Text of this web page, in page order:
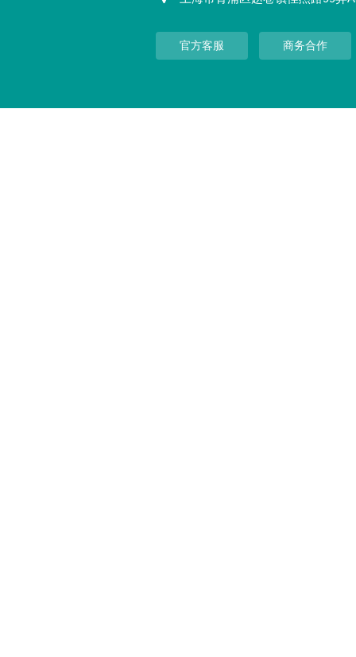
官方客服 商务合作